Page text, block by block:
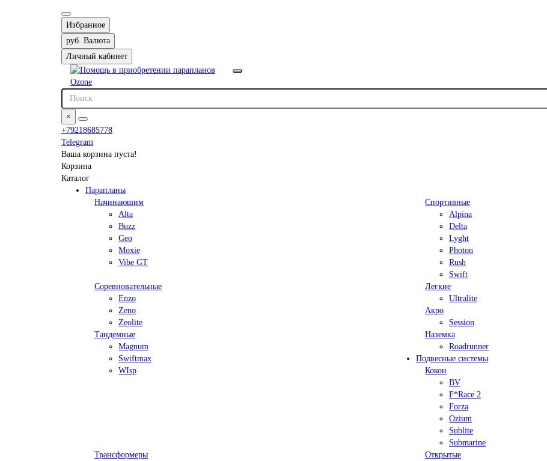
Избранное
руб. Валюта
Личный кабинет
×
+79218685778
Telegram
Ваша корзина пуста!
Корзина
Каталог
Парапланы
Начинающим
Alta
Buzz
Geo
Moxie
Vibe GT
Спортивные
Alpina
Delta
Lyght
Photon
Rush
Swift
Соревновательные
Enzo
Zeno
Zeolite
Легкие
Ultralite
Акро
Session
Тандемные
Magnum
Swiftmax
WIsp
Наземка
Roadrunner
Подвесные системы
Кокон
BV
F*Race 2
Forza
Ozium
Sublite
Submarine
Трансформеры
Открытые